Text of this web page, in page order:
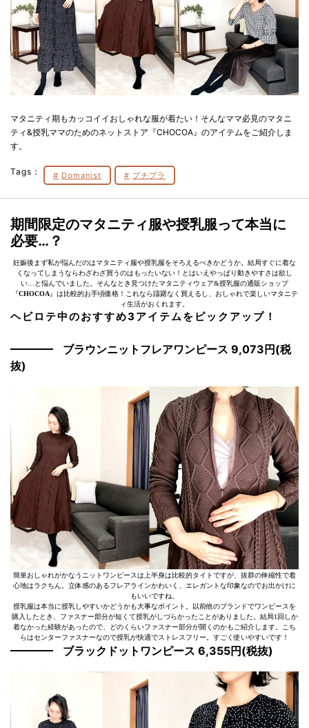
マタニティ期もカッコイイおしゃれな服が着たい！そんなママ必見のマタニ
ティ&授乳ママのためのネットストア『CHOCOA』のアイテムをご紹介しま
す。
Tags： Domanist プチプラ
期間限定のマタニティ服や授乳服って本当に
必要…？
妊娠後まず私が悩んだのはマタニティ服や授乳服をそろえるべきかどうか。結局すぐに着な
くなってしまうならわざわざ買うのはもったいない！とはいえやっぱり動きやすさは欲し
い…と悩んでいました。そんなとき見つけたマタニティウェア&授乳服の通販ショップ
『CHOCOA』は比較的お手頃価格！これなら躊躇なく買えるし、おしゃれで楽しいマタニテ
ィ生活がおくれます。
ヘビロテ中のおすすめ3アイテムをピックアップ！
ブラウンニットフレアワンピース 9,073円(税
抜)
簡単おしゃれがかなうニットワンピースは上半身は比較的タイトですが、抜群の伸縮性で着
心地はラクちん。立体感のあるフレアラインかわいく、エレガントな印象なのでお出かけに
もいいですね。
授乳服は本当に授乳しやすいかどうかも大事なポイント。以前他のブランドでワンピースを
購入したとき、ファスナー部分が短くて授乳がしづらかったことがありました。結局1回しか
着なかった経験があったので、どのくらいファスナー部分が開くのかもご紹介します。こち
らはセンターファスナーなので授乳が快適でストレスフリー。すごく使いやすいです！
ブラックドットワンピース 6,355円(税抜)